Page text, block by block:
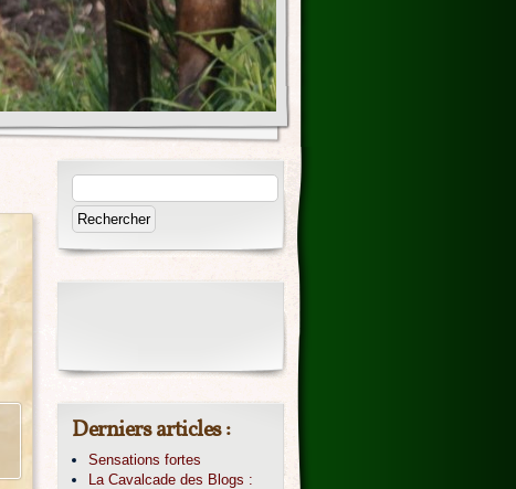
Derniers articles :
Sensations fortes
La Cavalcade des Blogs :